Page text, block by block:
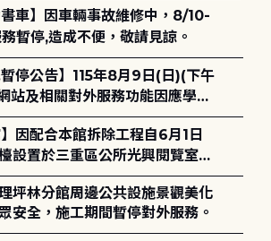
暫停,造成不便，敬請見諒。
站及相關對外服務功能因應學術
停服務。
設置於三重區公所光興閱覽室，
諒。
坪林分館周邊公共設施景觀美化
安全，施工期間暫停對外服務。